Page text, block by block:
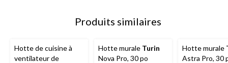
Produits similaires
Hotte de cuisine à
ventilateur de
Hotte murale Turin
Nova Pro, 30 po
Hotte murale
Astra Pro, 30